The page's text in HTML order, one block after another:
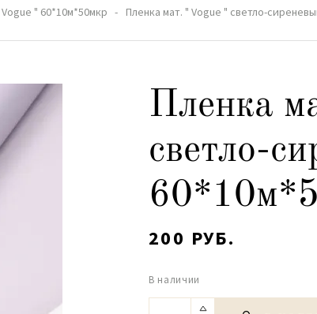
" 60*10м*50мкр
Пленка мат. " Vogue " светло-
Пленка
светло-
200 РУБ.
В наличии